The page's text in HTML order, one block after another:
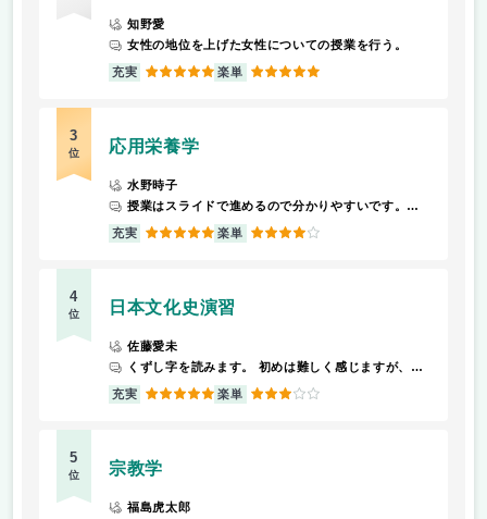
知野愛
女性の地位を上げた女性についての授業を行う。
充実 5 楽単 5
3
位 応用栄養学
水野時子
授業はスライドで進めるので分かりやすいです。また、様々な世代の身体の特徴について学ぶことができるので知識が付きます。
充実 5 楽単 4
4
位 日本文化史演習
佐藤愛未
くずし字を読みます。 初めは難しく感じますが、丁寧に教えて下さるのですぐに読めるようになります。
充実 5 楽単 3
5
位 宗教学
福島虎太郎